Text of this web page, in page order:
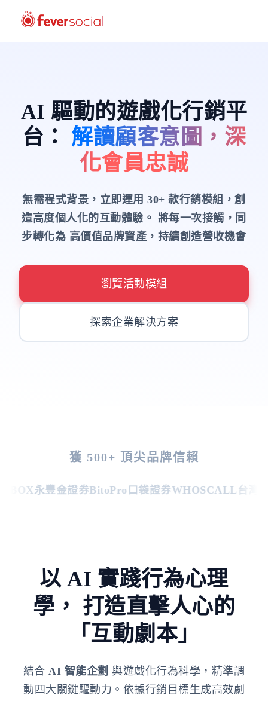
AI 驅動的遊戲化行銷平
台 ： 解讀顧客意圖，深
化會員忠誠
無需程式背景，立即運用 30+ 款行銷模組，創
造高度個人化的互動體驗。 將每一次接觸，同
步轉化為 高價值品牌資產，持續創造營收機會
瀏覽活動模組
探索企業解決方案
獲 500+ 頂尖品牌信賴
永豐金證券BitoPro口袋證券WHOSCALL台灣虎
以 AI 實踐行為心理
學， 打造直擊人心的
「互動劇本」
結合 AI 智能企劃 與遊戲化行為科學，精準調
動四大關鍵驅動力。依據行銷目標生成高效劇